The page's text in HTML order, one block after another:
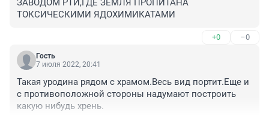
ЗАВОДОМ РТИ,ГДЕ ЗЕМЛЯ ПРОПИТАНА
ТОКСИЧЕСКИМИ ЯДОХИМИКАТАМИ
+0 –0
Гость
7 июля 2022, 20:41
Такая уродина рядом с храмом.Весь вид портит.Еще и
с противоположной стороны надумают построить
какую нибудь хрень.